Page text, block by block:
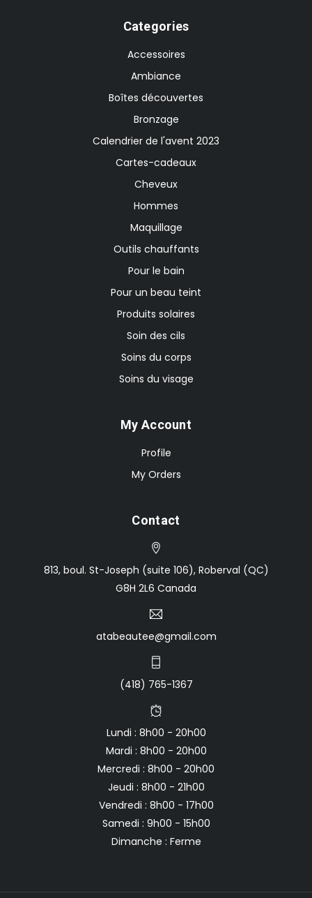
Categories
Accessoires
Ambiance
Boîtes découvertes
Bronzage
Calendrier de l'avent 2023
Cartes-cadeaux
Cheveux
Hommes
Maquillage
Outils chauffants
Pour le bain
Pour un beau teint
Produits solaires
Soin des cils
Soins du corps
Soins du visage
My Account
Profile
My Orders
Contact
813, boul. St-Joseph (suite 106), Roberval (QC)
G8H 2L6 Canada
atabeautee@gmail.com
(418) 765-1367
Lundi : 8h00 - 20h00
Mardi : 8h00 - 20h00
Mercredi : 8h00 - 20h00
Jeudi : 8h00 - 21h00
Vendredi : 8h00 - 17h00
Samedi : 9h00 - 15h00
Dimanche : Ferme